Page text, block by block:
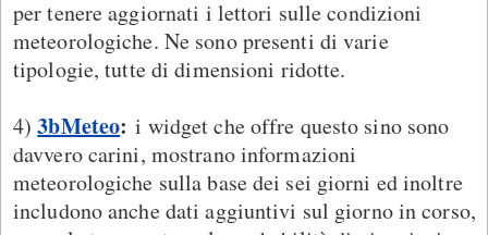
per tenere aggiornati i lettori sulle condizioni
meteorologiche. Ne sono presenti di varie
tipologie, tutte di dimensioni ridotte.
4)3bMeteo: i widget che offre questo sino sono
davvero carini, mostrano informazioni
meteorologiche sulla base dei sei giorni ed inoltre
includono anche dati aggiuntivi sul giorno in corso,